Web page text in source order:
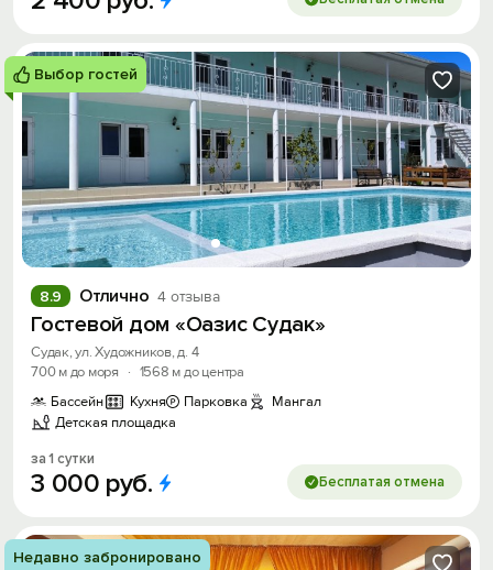
Выбор гостей
Отлично 4 отзыва
8.9
Гостевой дом «Оазис Судак»
Судак, ул. Художников, д. 4
700 м до моря
· 1568 м до центра
Бассейн
Кухня Парковка
Мангал
Детская площадка
за 1 сутки
3 000 руб. Бесплатая отмена
Недавно забронировано